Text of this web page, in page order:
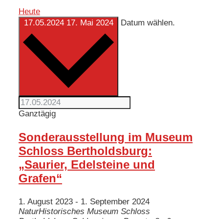
Heute
17.05.2024 17. Mai 2024 Datum wählen.
Ganztägig
Sonderausstellung im Museum
Schloss Bertholdsburg:
„Saurier, Edelsteine und
Grafen“
1. August 2023 - 1. September 2024
NaturHistorisches Museum Schloss